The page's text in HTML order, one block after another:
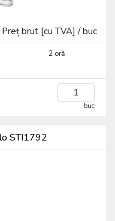
Preț brut [cu TVA] / buc
2 oră
buc
STI1792